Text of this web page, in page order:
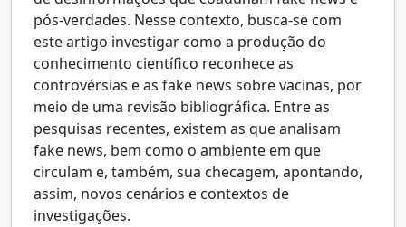
pós-verdades. Nesse contexto, busca-se com
este artigo investigar como a produção do
conhecimento científico reconhece as
controvérsias e as fake news sobre vacinas, por
meio de uma revisão bibliográfica. Entre as
pesquisas recentes, existem as que analisam
fake news, bem como o ambiente em que
circulam e, também, sua checagem, apontando,
assim, novos cenários e contextos de
investigações.